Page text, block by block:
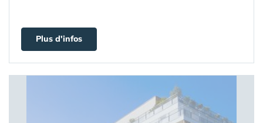
Plus d'infos